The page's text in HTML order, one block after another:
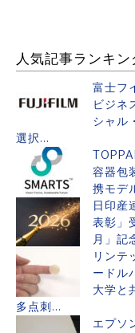
人気記事ランキン
富士フ
ビジネ
シャル
選択...
容器包
携モデ
日印
表彰」
月」記
リン
ードル
大学と
多点刺...
エプソ